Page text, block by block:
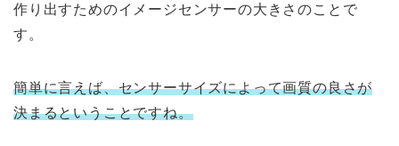
作り出すためのイメージセンサーの大きさのことで
す。
簡単に言えば、センサーサイズによって画質の良さが
決まるということですね。